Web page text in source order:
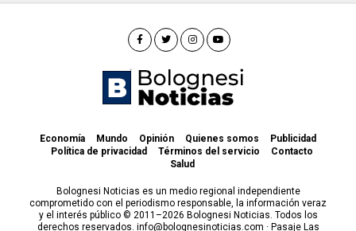
Economía Mundo Opinión Quienes somos
Publicidad
Política de privacidad
Términos del servicio
Contacto
Salud
Bolognesi Noticias es un medio regional independiente
comprometido con el periodismo responsable, la información veraz
y el interés público © 2011–2026 Bolognesi Noticias. Todos los
derechos reservados. info@bolognesinoticias.com · Pasaje Las